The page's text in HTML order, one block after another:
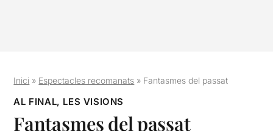
Inici » Espectacles recomanats » Fantasmes del passat
AL FINAL, LES VISIONS
Fantasmes del passat